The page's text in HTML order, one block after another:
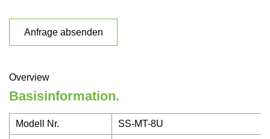
Anfrage absenden
Overview
Basisinformation.
Modell Nr. SS-MT-8U